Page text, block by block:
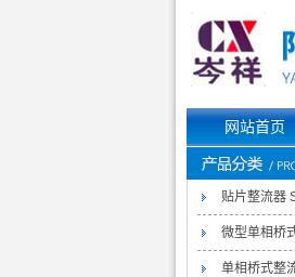
网站首页
贴片整流器
微型单相桥
单相桥式整